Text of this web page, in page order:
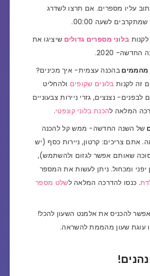
עליו מספרים. אם תרצו לשדרג
לשעה 00:00.
בלוני מספרים גדולים שיציגו את
2020.
מהממים בהכנה עצמית- איך מכינים?
זה לקנות בלונים שקופים ולהחליט
נצנצים, גזרי ניירות צבעוניים
המלאה להכנת בלוני קונפטי.
של השנה החדשה- ממש קל להכנה
אתם צריכים: קרטון, ניירות כסף (יש
שאותם אפשר לגזום ולהשתמש),
יפני ומכחול. ניתן לעשות את המספר
. כנסו להדרכה המלאה לשלט מספר
להכניס את אלמנט השעון להכל!
עוגת שעון מהממת להשראה.